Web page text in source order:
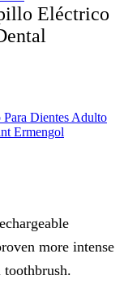
Eléctrico
more intense
toothbrush.